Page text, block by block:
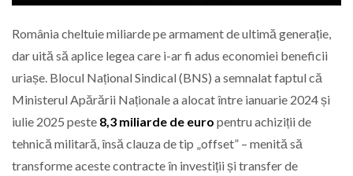
România cheltuie miliarde pe armament de ultimă generație,
dar uită să aplice legea care i-ar fi adus economiei beneficii
uriașe. Blocul Național Sindical (BNS) a semnalat faptul că
Ministerul Apărării Naționale a alocat între ianuarie 2024 și
iulie 2025 peste 8,3 miliarde de euro pentru achiziții de
tehnică militară, însă clauza de tip „offset” – menită să
transforme aceste contracte în investiții și transfer de